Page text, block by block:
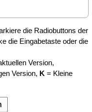
die Radiobuttons der
die Eingabetaste oder die
Version,
Version, K = Kleine